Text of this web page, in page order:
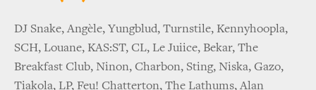
DJ Snake, Angèle, Yungblud, Turnstile, Kennyhoopla,
SCH, Louane, KAS:ST, CL, Le Juiice, Bekar, The
Breakfast Club, Ninon, Charbon, Sting, Niska, Gazo,
Tiakola, LP, Feu! Chatterton, The Lathums, Alan